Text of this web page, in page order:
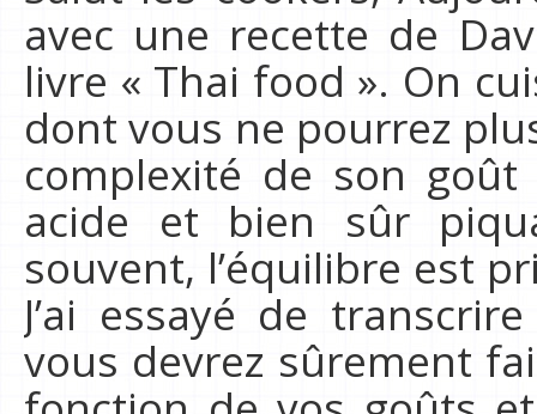
avec une recette de
livre « Thai food ». On
dont vous ne pourrez
complexité de son
acide et bien sûr
souvent, l’équilibre est
J’ai essayé de
vous devrez sûrement